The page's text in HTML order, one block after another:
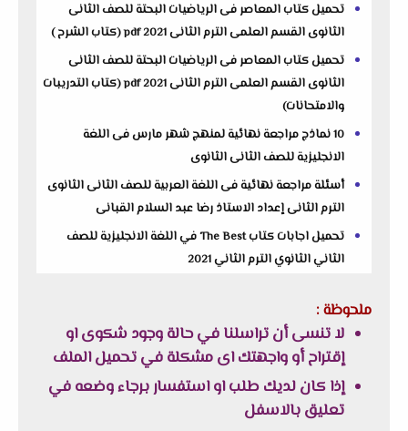
تحميل كتاب المعاصر فى الرياضيات البحتة للصف الثانى
الثانوى القسم العلمى الترم الثانى 2021 pdf (كتاب الشرح )
تحميل كتاب المعاصر فى الرياضيات البحتة للصف الثانى
الثانوى القسم العلمى الترم الثانى 2021 pdf (كتاب التدريبات
والامتحانات)
10 نماذج مراجعة نهائية لمنهج شهر مارس فى اللغة
الانجليزية للصف الثانى الثانوى
أسئلة مراجعة نهائية فى اللغة العربية للصف الثانى الثانوى
الترم الثانى إعداد الاستاذ رضا عبد السلام القبانى
تحميل اجابات كتاب The Best في اللغة الانجليزية للصف
الثاني الثانوي الترم الثاني 2021
ملحوظة :
لا تنسى أن تراسلنا في حالة وجود شكوى او
إقتراح أو واجهتك اى مشكلة في تحميل الملف
إذا كان لديك طلب او استفسار برجاء وضعه في
تعليق بالاسفل